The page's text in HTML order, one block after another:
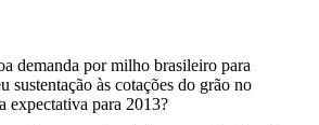
demanda por milho brasileiro para
sustentação às cotações do grão no
expectativa para 2013?